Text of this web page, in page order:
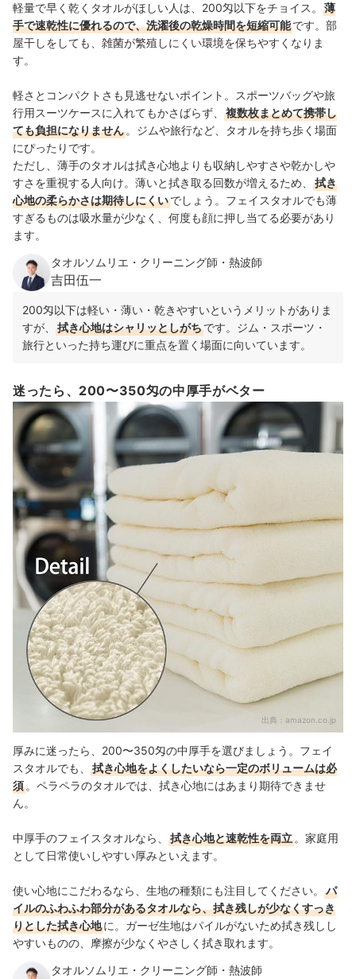
軽量で早く乾くタオルがほしい人は、200匁以下をチョイス。
薄
手で速乾性に優れるので、洗濯後の乾燥時間を短縮可能です。部
屋干しをしても、雑菌が繁殖しにくい環境を保ちやすくなりま
す。
軽さとコンパクトさも見逃せないポイント。スポーツバッグや旅
行用スーツケースに入れてもかさばらず、
複数枚まとめて携帯し
ても負担になりません 。ジムや旅行など、タオルを持ち歩く場面
にぴったりです。
ただし、薄手のタオルは拭き心地よりも収納しやすさや乾かしや
すさを重視する人向け。薄いと拭き取る回数が増えるため、
拭き
心地の柔らかさは期待しにくいでしょう。フェイスタオルでも薄
すぎるものは吸水量が少なく、何度も顔に押し当てる必要があり
ます。
タオルソムリエ・クリーニング師・熱波師
吉田伍一
200匁以下は軽い・薄い・乾きやすいというメリットがありま
すが、
拭き心地はシャリッとしがちです。ジム・スポーツ・
旅行といった持ち運びに重点を置く場面に向いています。
迷ったら、200〜350匁の中厚手がベター
出典： amazon.co.jp
厚みに迷ったら、200〜350匁の中厚手を選びましょう。フェイ
スタオルでも、
拭き心地をよくしたいなら一定のボリュームは必
須 。ペラペラのタオルでは、拭き心地にはあまり期待できませ
ん。
中厚手のフェイスタオルなら、 拭き心地と速乾性を両立 。家庭用
として日常使いしやすい厚みといえます。
使い心地にこだわるなら、生地の種類にも注目してください。
パ
イルのふわふわ部分があるタオルなら、拭き残しが少なくすっき
りとした拭き心地に。ガーゼ生地はパイルがないため拭き残しし
やすいものの、摩擦が少なくやさしく拭き取れます。
タオルソムリエ・クリーニング師・熱波師